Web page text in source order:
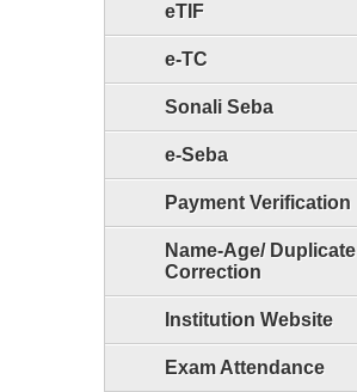
eTIF
e-TC
Sonali Seba
e-Seba
Payment Verification
Name-Age/ Duplicate
Correction
Institution Website
Exam Attendance